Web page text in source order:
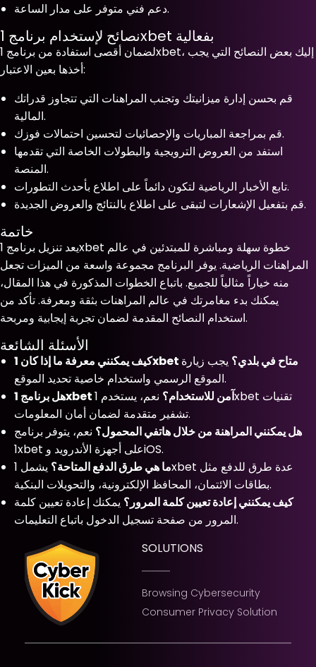
دعم فني متوفر على مدار الساعة.
نصائح لإستخدام برنامج 1xbet بفعالية
لضمان أقصى استفادة من برنامج 1xbet، إليك بعض النصائح التي يجب
أخذها بعين الاعتبار:
قم بحسن إدارة ميزانيتك وتجنب المراهنات التي تتجاوز قدراتك
المالية.
قم بمراجعة المباريات والإحصائيات لتحسين احتمالات فوزك.
استفد من العروض الترويجية والبطولات الخاصة التي تقدمها
المنصة.
تابع الأخبار الرياضية لتكون دائماً على اطلاع بأحدث التطورات.
قم بتفعيل الإشعارات لتبقى على اطلاع بالنتائج والعروض الجديدة.
خاتمة
يعد تنزيل برنامج 1xbet خطوة سهلة ومباشرة للمبتدئين في عالم
المراهنات الرياضية. يوفر البرنامج مجموعة واسعة من الميزات تجعل
منه خياراً مثالياً للجميع. باتباع الخطوات المذكورة في هذا المقال،
يمكنك بدء مغامرتك في عالم المراهنات بثقة ومعرفة. تأكد من
استخدام النصائح المقدمة لضمان تجربة إيجابية ومربحة.
الأسئلة الشائعة
كيف يمكنني معرفة ما إذا كان 1xbet متاح في بلدي؟ يجب زيارة
الموقع الرسمي واستخدام خاصية تحديد الموقع.
هل برنامج 1xbet آمن للاستخدام؟
نعم، يستخدم 1xbet تقنيات
تشفير متقدمة لضمان أمان المعلومات.
هل يمكنني المراهنة من خلال هاتفي المحمول؟ نعم، يتوفر برنامج
1xbet على أجهزة الأندرويد وiOS.
ما هي طرق الدفع المتاحة؟
يشمل 1xbet عدة طرق للدفع مثل
بطاقات الائتمان، المحافظ الإلكترونية، والتحويلات البنكية.
كيف يمكنني إعادة تعيين كلمة المرور؟ يمكنك إعادة تعيين كلمة
المرور من صفحة تسجيل الدخول باتباع التعليمات.
SOLUTIONS
Browsing Cybersecurity
Consumer Privacy Solution